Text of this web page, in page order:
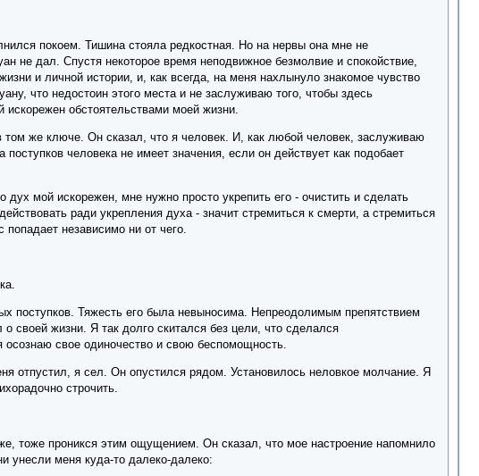
покоем. Тишина стояла редкостная. Но на нервы она мне не
не дал. Спустя некоторое время неподвижное безмолвие и спокойствие,
и личной истории, и, как всегда, на меня нахлынуло знакомое чувство
что недостоин этого места и не заслуживаю того, чтобы здесь
обстоятельствами моей жизни.
же ключе. Он сказал, что я человек. И, как любой человек, заслуживаю
человека не имеет значения, если он действует как подобает
мой искорежен, мне нужно просто укрепить его - очистить и сделать
ради укрепления духа - значит стремиться к смерти, а стремиться
независимо ни от чего.
поступков. Тяжесть его была невыносима. Непреодолимым препятствием
своей жизни. Я так долго скитался без цели, что сделался
свое одиночество и свою беспомощность.
отпустил, я сел. Он опустился рядом. Установилось неловкое молчание. Я
строчить.
тоже проникся этим ощущением. Он сказал, что мое настроение напомнило
унесли меня куда-то далеко-далеко: